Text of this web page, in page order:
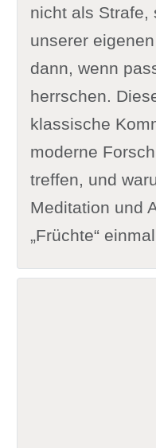
nicht als Strafe,
unserer
dann, wenn
herrschen.
klassische
moderne
treffen, und
Meditation und
„Früchte“